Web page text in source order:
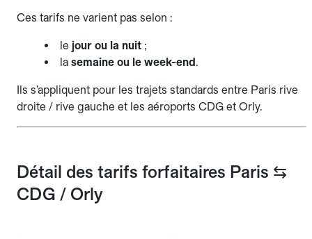
Ces tarifs ne varient pas selon :
le jour ou la nuit ;
la semaine ou le week-end .
Ils s’appliquent pour les trajets standards entre Paris rive
droite / rive gauche et les aéroports CDG et Orly.
Détail des tarifs forfaitaires Paris ⇆
CDG / Orly